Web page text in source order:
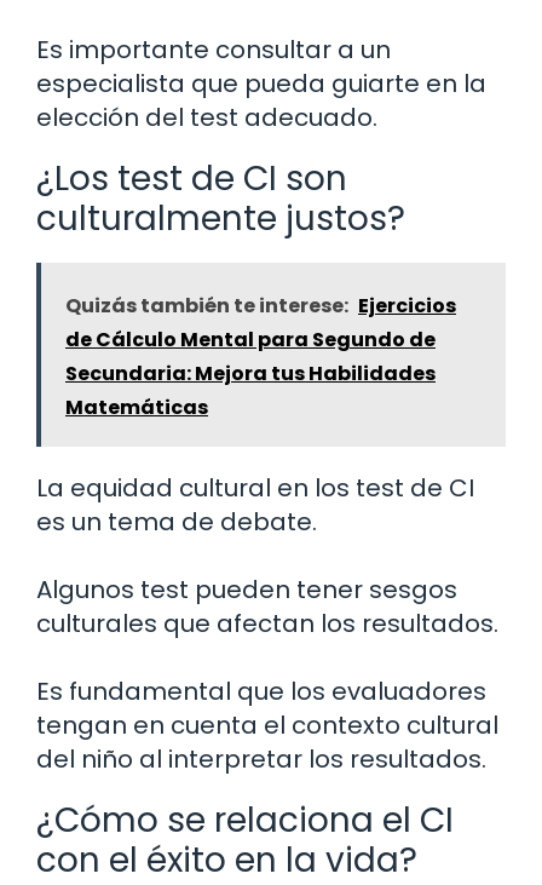
Es importante consultar a un
especialista que pueda guiarte en la
elección del test adecuado.
¿Los test de CI son
culturalmente justos?
Quizás también te interese: Ejercicios
de Cálculo Mental para Segundo de
Secundaria: Mejora tus Habilidades
Matemáticas
La equidad cultural en los test de CI
es un tema de debate.
Algunos test pueden tener sesgos
culturales que afectan los resultados.
Es fundamental que los evaluadores
tengan en cuenta el contexto cultural
del niño al interpretar los resultados.
¿Cómo se relaciona el CI
con el éxito en la vida?